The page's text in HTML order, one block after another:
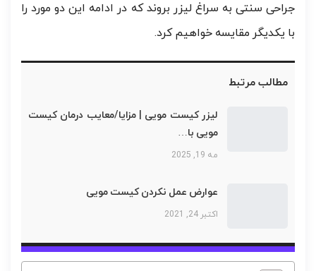
جراحی سنتی به سراغ لیزر بروند که در ادامه این دو مورد را
با یکدیگر مقایسه خواهیم کرد.
مطالب مرتبط
لیزر کیست مویی | مزایا/معایب درمان کیست
مویی با…
مه 19, 2025
عوارض عمل نکردن کیست مویی
اکتبر 24, 2021